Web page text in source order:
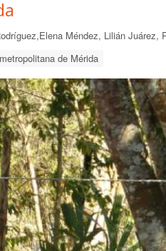
Méndez, Lilián Juárez,
de Mérida